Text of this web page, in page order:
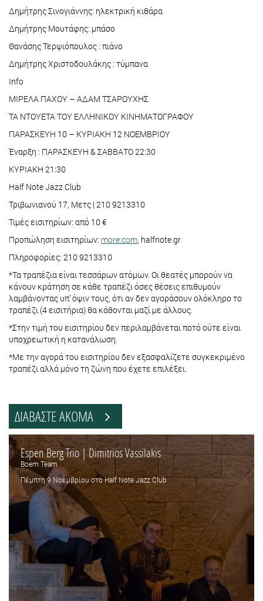
Δημήτρης Σινογιάννης: ηλεκτρική κιθάρα
Δημήτρης Μουτάφης: μπάσο
Θανάσης Τερψιόπουλος : πιάνο
Δημήτρης Χριστοδουλάκης : τύμπανα
Info
ΜΙΡΕΛΑ ΠΑΧΟΥ – ΑΔΑΜ ΤΣΑΡΟΥΧΗΣ
ΤΑ ΝΤΟΥΕΤΑ ΤΟΥ ΕΛΛΗΝΙΚΟΥ ΚΙΝΗΜΑΤΟΓΡΑΦΟΥ
ΠΑΡΑΣΚΕΥΗ 10 – ΚΥΡΙΑΚΗ 12 ΝΟΕΜΒΡΙΟΥ
Έναρξη : ΠΑΡΑΣΚΕΥΗ & ΣΑΒΒΑΤΟ 22:30
ΚΥΡΙΑΚΗ 21:30
Half Note Jazz Club
Τριβωνιανού 17, Μετς | 210 9213310
Τιμές εισιτηρίων: από 10 €
Προπώληση εισιτηρίων: more.com, halfnote.gr
Πληροφορίες: 210 9213310
*Τα τραπέζια είναι τεσσάρων ατόμων. Οι θεατές μπορούν να
κάνουν κράτηση σε κάθε τραπέζι όσες θέσεις επιθυμούν
λαμβάνοντας υπ’ όψιν τους, ότι αν δεν αγοράσουν ολόκληρο το
τραπέζι (4 εισιτήρια) θα κάθονται μαζί με άλλους.
*Στην τιμή του εισιτηρίου δεν περιλαμβάνεται ποτό ούτε είναι
υποχρεωτική η κατανάλωση.
*Με την αγορά του εισιτηρίου δεν εξασφαλίζετε συγκεκριμένο
τραπέζι αλλά μόνο τη ζώνη που έχετε επιλέξει.
ΔΙΑΒΑΣΤΕ ΑΚΟΜΑ
Espen Berg Trio | Dimitrios Vassilakis
Boem Team
Πέμπτη 9 Νοεμβρίου στο Half Note Jazz Club